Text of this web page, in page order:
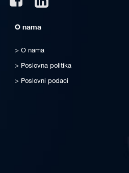
O nama
O nama
Poslovna politika
Poslovni podaci